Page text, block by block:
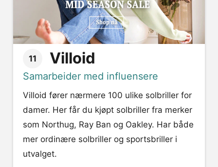
11 Villoid
Samarbeider med influensere
Villoid fører nærmere 100 ulike solbriller for
damer. Her får du kjøpt solbriller fra merker
som Northug, Ray Ban og Oakley. Har både
mer ordinære solbriller og sportsbriller i
utvalget.